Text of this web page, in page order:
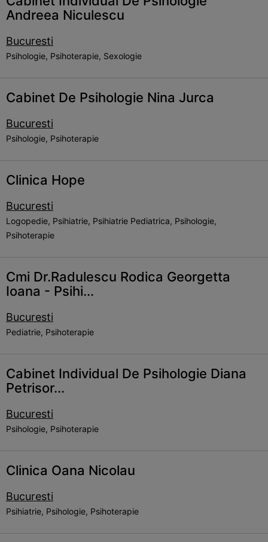
Andreea Niculescu
Bucuresti
Psihologie, Psihoterapie, Sexologie
Cabinet De Psihologie Nina Jurca
Bucuresti
Psihologie, Psihoterapie
Clinica Hope
Bucuresti
Logopedie, Psihiatrie, Psihiatrie Pediatrica, Psihologie,
Psihoterapie
Cmi Dr.Radulescu Rodica Georgetta
Ioana - Psihi...
Bucuresti
Pediatrie, Psihoterapie
Cabinet Individual De Psihologie Diana
Petrisor...
Bucuresti
Psihologie, Psihoterapie
Clinica Oana Nicolau
Bucuresti
Psihiatrie, Psihologie, Psihoterapie